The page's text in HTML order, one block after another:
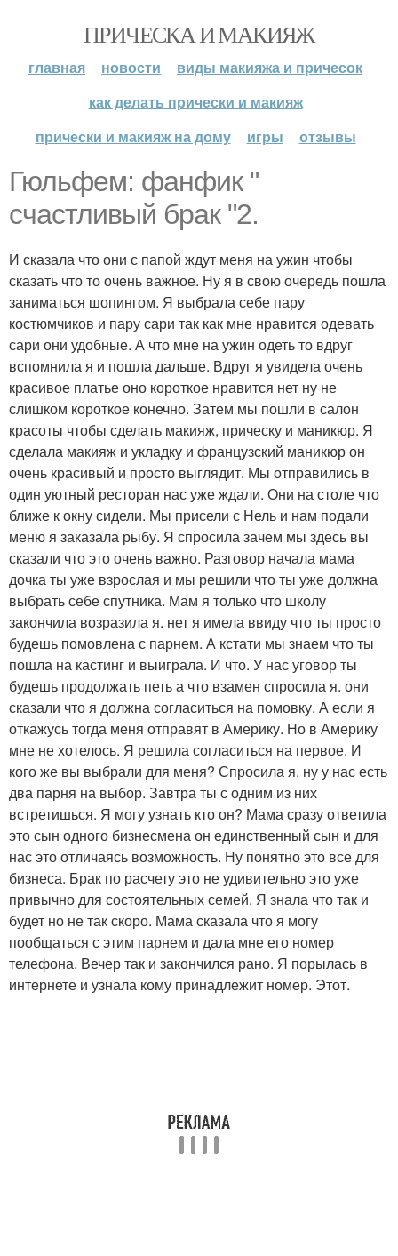
ПРИЧЕСКА И МАКИЯЖ
главная новости
виды макияжа и причесок
как делать прически и макияж
прически и макияж на дому
игры отзывы
Гюльфем: фанфик "
счастливый брак "2.
И сказала что они с папой ждут меня на ужин чтобы
сказать что то очень важное. Ну я в свою очередь пошла
заниматься шопингом. Я выбрала себе пару
костюмчиков и пару сари так как мне нравится одевать
сари они удобные. А что мне на ужин одеть то вдруг
вспомнила я и пошла дальше. Вдруг я увидела очень
красивое платье оно короткое нравится нет ну не
слишком короткое конечно. Затем мы пошли в салон
красоты чтобы сделать макияж, прическу и маникюр. Я
сделала макияж и укладку и французский маникюр он
очень красивый и просто выглядит. Мы отправились в
один уютный ресторан нас уже ждали. Они на столе что
ближе к окну сидели. Мы присели с Нель и нам подали
меню я заказала рыбу. Я спросила зачем мы здесь вы
сказали что это очень важно. Разговор начала мама
дочка ты уже взрослая и мы решили что ты уже должна
выбрать себе спутника. Мам я только что школу
закончила возразила я. нет я имела ввиду что ты просто
будешь помовлена с парнем. А кстати мы знаем что ты
пошла на кастинг и выиграла. И что. У нас уговор ты
будешь продолжать петь а что взамен спросила я. они
сказали что я должна согласиться на помовку. А если я
откажусь тогда меня отправят в Америку. Но в Америку
мне не хотелось. Я решила согласиться на первое. И
кого же вы выбрали для меня? Спросила я. ну у нас есть
два парня на выбор. Завтра ты с одним из них
встретишься. Я могу узнать кто он? Мама сразу ответила
это сын одного бизнесмена он единственный сын и для
нас это отличаясь возможность. Ну понятно это все для
бизнеса. Брак по расчету это не удивительно это уже
привычно для состоятельных семей. Я знала что так и
будет но не так скоро. Мама сказала что я могу
пообщаться с этим парнем и дала мне его номер
телефона. Вечер так и закончился рано. Я порылась в
интернете и узнала кому принадлежит номер. Этот.